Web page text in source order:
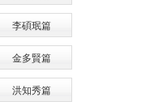
李碩珉篇
金多賢篇
洪知秀篇